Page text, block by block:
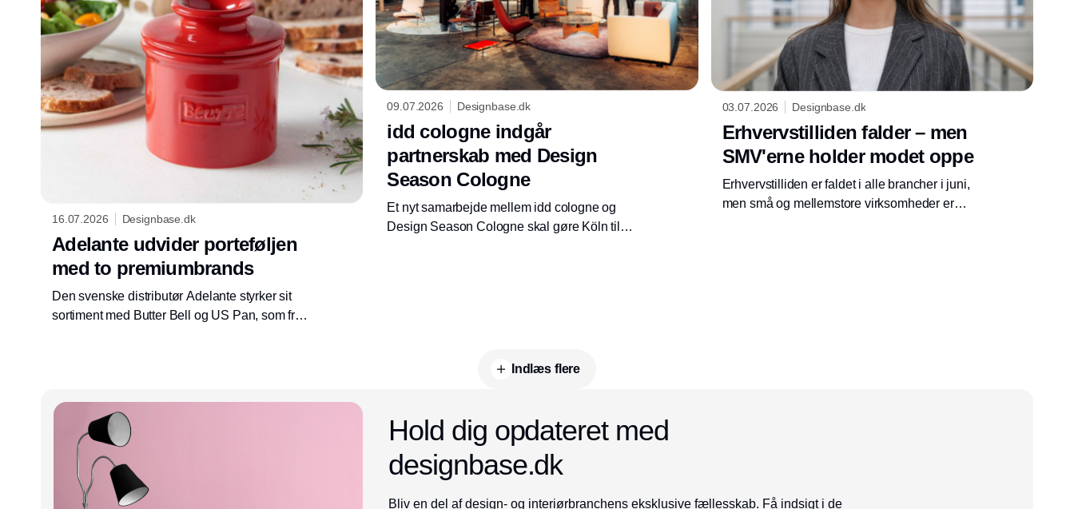
16.07.2026 Designbase.dk
Adelante udvider porteføljen
med to premiumbrands
Den svenske distributør Adelante styrker sit
sortiment med Butter Bell og US Pan, som fra
09.07.2026 Designbase.dk
idd cologne indgår
partnerskab med Design
Season Cologne
Et nyt samarbejde mellem idd cologne og
Design Season Cologne skal gøre Köln til
03.07.2026 Designbase.dk
Erhvervstilliden falder – men
SMV'erne holder modet oppe
Erhvervstilliden er faldet i alle brancher i juni,
men små og mellemstore virksomheder er
Indlæs flere
Hold dig opdateret med
designbase.dk
Bliv en del af design- og interiørbranchens eksklusive fællesskab. Få indsigt i de